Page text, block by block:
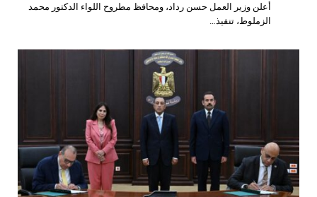
أعلن وزير العمل حسن رداد، ومحافظ مطروح اللواء الدكتور محمد
الزملوط، تنفيذ…